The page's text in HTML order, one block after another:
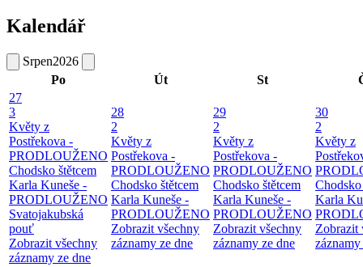
Kalendář
Srpen2026
Po
Út St
27
3
Květy z
Postřekova -
PRODLOUŽENO
Chodsko štětcem
Karla Kuneše -
PRODLOUŽENO
Svatojakubská
pouť
Zobrazit všechny
záznamy ze dne
28
2
Květy z
Postřekova -
PRODLOUŽENO
Chodsko štětcem
Karla Kuneše -
PRODLOUŽENO
Zobrazit všechny
záznamy ze dne
29
2
Květy z
Postřekova -
PRODLOUŽENO
Chodsko štětcem
Karla Kuneše -
PRODLOUŽENO
Zobrazit všechny
záznamy ze dne
30
2
Květy z
Chodsko
Karla
Zobrazit